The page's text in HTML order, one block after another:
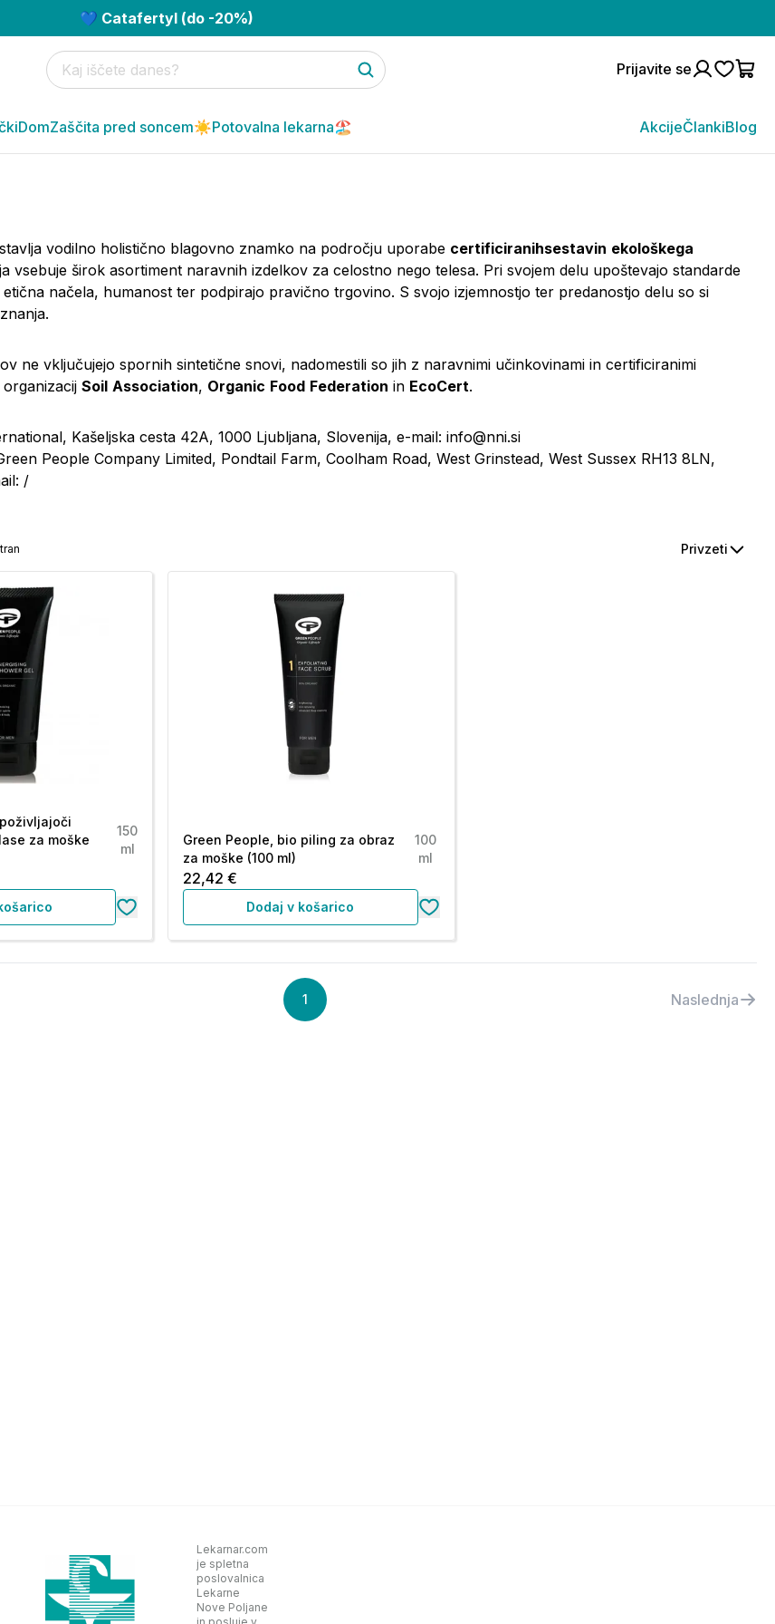
💙 Catafertyl (do -20%)
Prijavite se
DomZaščita pred soncem☀️Potovalna lekarna🏖️ AkcijeČlankiBlog
vodilno holistično blagovno znamko na področju uporabe certificiranihsestavin ekološkega
vsebuje širok asortiment naravnih izdelkov za celostno nego telesa. Pri svojem delu upoštevajo standarde
načela, humanost ter podpirajo pravično trgovino. S svojo izjemnostjo ter predanostjo delu so si
ne vključujejo spornih sintetične snovi, nadomestili so jih z naravnimi učinkovinami in certificiranimi
Soil Association, Organic Food Federation in EcoCert.
Kašeljska cesta 42A, 1000 Ljubljana, Slovenija, e-mail: info@nni.si
People Company Limited, Pondtail Farm, Coolham Road, West Grinstead, West Sussex RH13 8LN,
/
Privzeti
za moške
150
ml
Green People, bio piling za obraz
za moške (100 ml)
100
ml
22,42 €
Dodaj v košarico
1 Naslednja
Lekarnar.com
je spletna
poslovalnica
Lekarne
Nove Poljane